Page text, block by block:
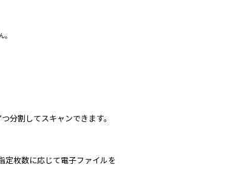
分割してスキャンできます。
定枚数に応じて電子ファイルを